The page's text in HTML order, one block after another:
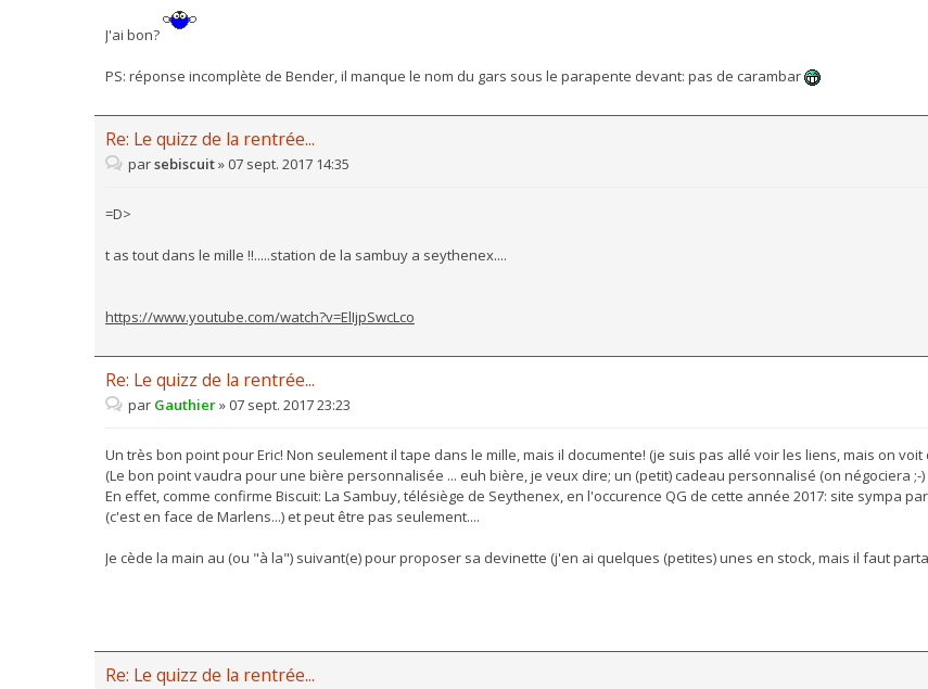
J'ai bon?
PS: réponse incomplète de Bender, il manque le nom du gars sous le parapente devant: pas de carambar
Re: Le quizz de la rentrée...
parsebiscuit» 07 sept. 2017 14:35
=D>
t as tout dans le mille !!.....station de la sambuy a seythenex....
https://www.youtube.com/watch?v=ElIjpSwcLco
Re: Le quizz de la rentrée...
par Gauthier»07 sept. 2017 23:23
Un très bon point pour Eric! Non seulement il tape dans le mille, mais il documente! (je suis pas allé voir les liens, mais on voit
(Le bon point vaudra pour une bière personnalisée ... euh bière, je veux dire; un (petit) cadeau personnalisé (on négociera ;-)
En effet, comme confirme Biscuit: La Sambuy, télésiège de Seythenex, en l'occurence QG de cette année 2017: site sympa
(c'est en face de Marlens...) et peut être pas seulement....
Je cède la main au (ou "à la") suivant(e) pour proposer sa devinette (j'en ai quelques (petites) unes en stock, mais il faut
Re: Le quizz de la rentrée...